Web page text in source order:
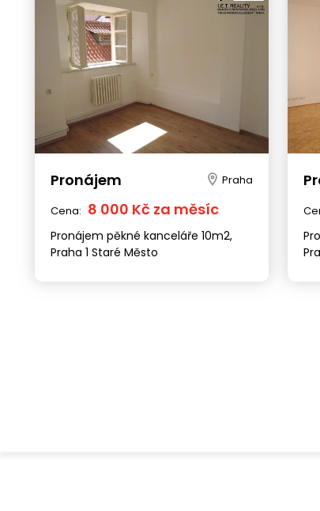
Pronájem Praha
Cena: 8 000 Kč za měsíc
Pronájem pěkné kanceláře 10m2,
Praha 1 Staré Město